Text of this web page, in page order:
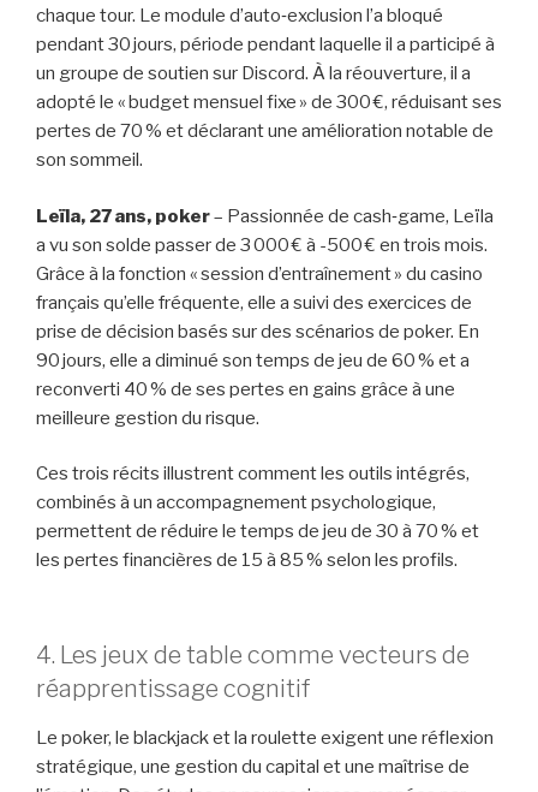
chaque tour. Le module d’auto‑exclusion l’a bloqué
pendant 30 jours, période pendant laquelle il a participé à
un groupe de soutien sur Discord. À la réouverture, il a
adopté le « budget mensuel fixe » de 300 €, réduisant ses
pertes de 70 % et déclarant une amélioration notable de
son sommeil.
Leïla, 27 ans, poker– Passionnée de cash‑game, Leïla
a vu son solde passer de 3 000 € à -500 € en trois mois.
Grâce à la fonction « session d’entraînement » du casino
français qu’elle fréquente, elle a suivi des exercices de
prise de décision basés sur des scénarios de poker. En
90 jours, elle a diminué son temps de jeu de 60 % et a
reconverti 40 % de ses pertes en gains grâce à une
meilleure gestion du risque.
Ces trois récits illustrent comment les outils intégrés,
combinés à un accompagnement psychologique,
permettent de réduire le temps de jeu de 30 à 70 % et
les pertes financières de 15 à 85 % selon les profils.
4. Les jeux de table comme vecteurs de
réapprentissage cognitif
Le poker, le blackjack et la roulette exigent une réflexion
stratégique, une gestion du capital et une maîtrise de